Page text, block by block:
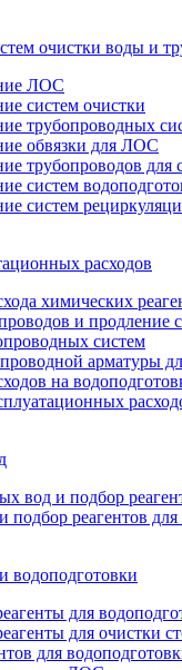
очистки воды и
ЛОС
систем очистки
трубопроводных
обвязки для ЛОС
трубопроводов для
систем
систем
расходов
химических
и продление
систем
арматуры
на
вод и подбор
подбор реагентов для
водоподготовки
для
для очистки
для